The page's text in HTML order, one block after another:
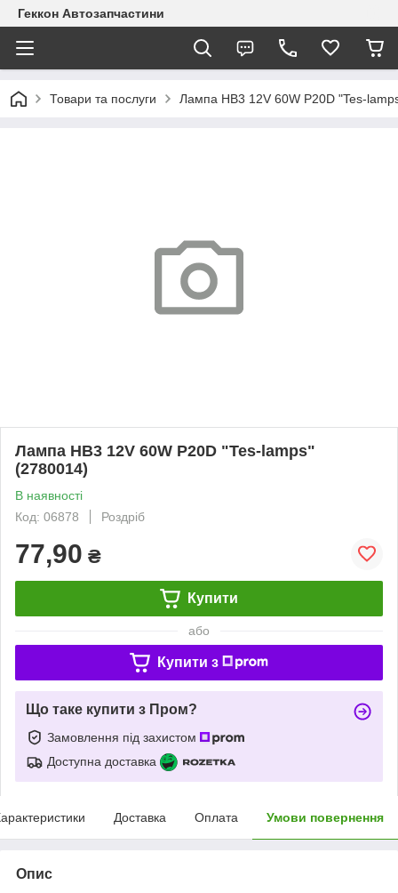
Геккон Автозапчастини
Товари та послуги Лампа HB3 12V 60W P20D "Tes-
Лампа HB3 12V 60W P20D "Tes-lamps"
(2780014)
В наявності
Код: 06878
Роздріб
77,90 ₴
Купити
або
Купити з
Що таке купити з Пром?
Замовлення під захистом
Доступна доставка
Доставка Оплата Умови повернення
Опис